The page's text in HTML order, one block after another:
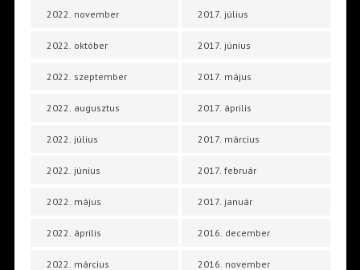
2022. november
2022. október
2022. szeptember
2022. augusztus
2022. július
2022. június
2022. május
2022. április
2022. március
2017. július
2017. június
2017. május
2017. április
2017. március
2017. február
2017. január
2016. december
2016. november